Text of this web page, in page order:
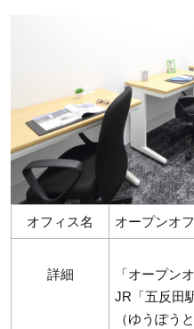
オフィス名 オープンオ
詳細
「オープン
JR「五反田
（ゆうぽう